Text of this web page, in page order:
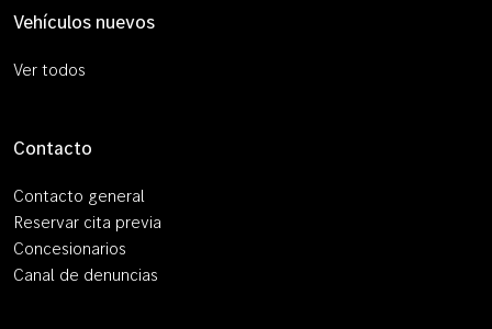
Vehículos nuevos
Ver todos
Contacto
Contacto general
Reservar cita previa
Concesionarios
Canal de denuncias